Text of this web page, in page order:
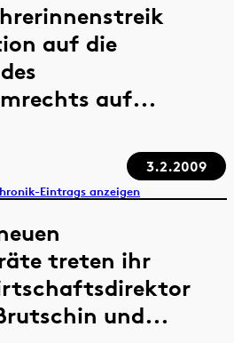
auf die
auf...
3.2.2009
Eintrags anzeigen
treten ihr
und...